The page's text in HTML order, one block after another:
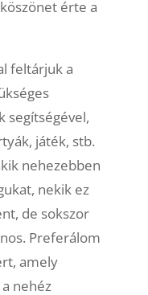
érte a
feltárjuk a
segítségével,
játék, stb.
nehezebben
nekik ez
de sokszor
Preferálom
amely
nehéz